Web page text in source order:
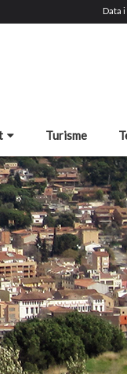
Data
Turisme